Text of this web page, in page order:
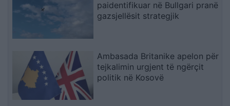
paidentifikuar në Bullgari pranë
gazsjellësit strategjik
Ambasada Britanike apelon për
tejkalimin urgjent të ngërçit
politik në Kosovë